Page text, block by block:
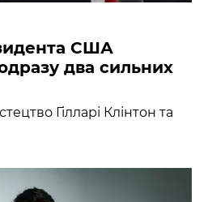
США
два сильних
Гілларі Клінтон та